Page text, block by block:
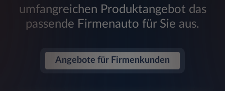
umfangreichen Produktangebot das
passende Firmenauto für Sie aus.
Angebote für Firmenkunden